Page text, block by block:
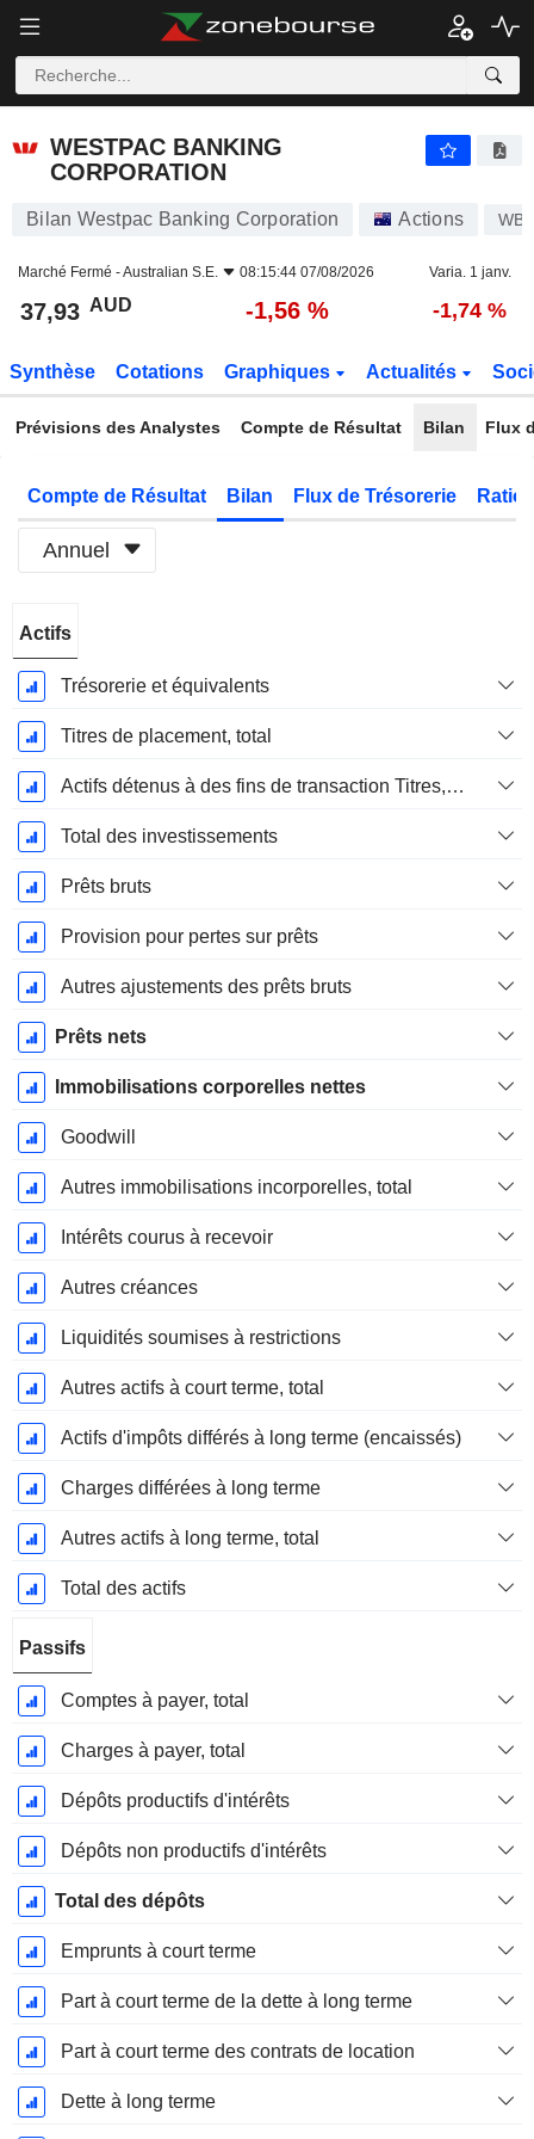
WESTPAC BANKING
CORPORATION
Bilan Westpac Banking Corporation Actions
Marché Fermé -Australian S.E. 08:15:44 07/08/2026 Varia. 1 janv.
37,93 AUD -1,56 % -1,74 %
Synthèse Cotations Graphiques Actualités
Prévisions des Analystes Compte de Résultat Bilan Flux
Compte de Résultat Bilan Flux de Trésorerie
Annuel
Fiscale:
Septembre
Actifs
Trésorerie et équivalents
Titres de placement, total
Actifs détenus à des fins de transaction Titres, totalActifs détenus à des fins de transactions (Trading), Total.
Total des investissements
Prêts bruts
Provision pour pertes sur prêts
Autres ajustements des prêts bruts
Prêts nets
Immobilisations corporelles nettes
Goodwill
Autres immobilisations incorporelles, total
Intérêts courus à recevoir
Autres créances
Liquidités soumises à restrictions
Autres actifs à court terme, total
Actifs d'impôts différés à long terme (encaissés)
Charges différées à long terme
Autres actifs à long terme, total
Total des actifs
Passifs
Comptes à payer, total
Charges à payer, total
Dépôts productifs d'intérêts
Dépôts non productifs d'intérêts
Total des dépôts
Emprunts à court terme
Part à court terme de la dette à long terme
Part à court terme des contrats de location
Dette à long terme